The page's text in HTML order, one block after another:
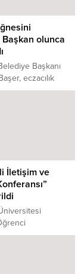
olunca
Başkanı
eczacılık
düzenli olarak
İletişim ve
tarafından